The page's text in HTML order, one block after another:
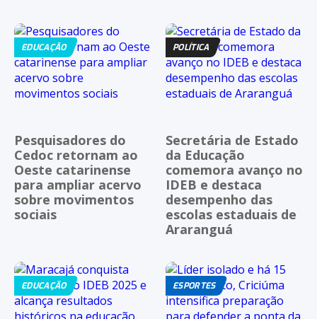
EDUCAÇÃO
Pesquisadores do
Cedoc retornam ao
Oeste catarinense
para ampliar acervo
sobre movimentos
sociais
POLÍTICA
Secretária de Estado
da Educação
comemora avanço no
IDEB e destaca
desempenho das
escolas estaduais de
Araranguá
EDUCAÇÃO ESPORTES